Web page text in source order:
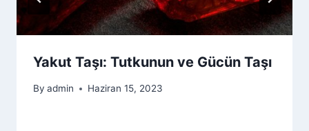
Yakut Taşı: Tutkunun ve Gücün Taşı
By admin Haziran 15, 2023